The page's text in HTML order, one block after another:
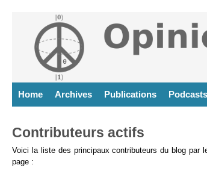
Home Archives Publications Podcasts
Contributeurs actifs
Voici la liste des principaux contributeurs du blog par
page :